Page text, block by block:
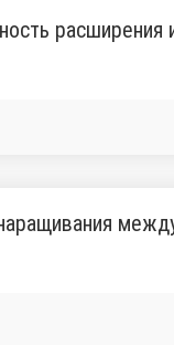
расширения